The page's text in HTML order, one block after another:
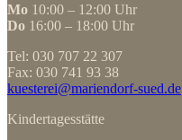
Mo 10:00 – 12:00 Uhr
Do 16:00 – 18:00 Uhr
Tel: 030 707 22 307
Fax: 030 741 93 38
kuesterei@mariendorf-sued.de
Kindertagesstätte